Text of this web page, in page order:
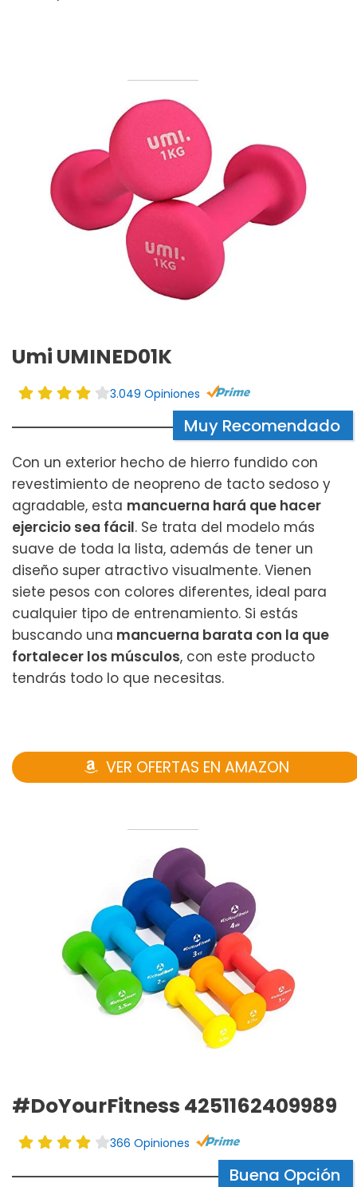
Umi UMINED01K
3.049 Opiniones
Muy Recomendado
Con un exterior hecho de hierro fundido con
revestimiento de neopreno de tacto sedoso y
agradable, esta mancuerna hará que hacer
ejercicio sea fácil. Se trata del modelo más
suave de toda la lista, además de tener un
diseño super atractivo visualmente. Vienen
siete pesos con colores diferentes, ideal para
cualquier tipo de entrenamiento. Si estás
buscando una mancuerna barata con la que
fortalecer los músculos, con este producto
tendrás todo lo que necesitas.
VER OFERTAS EN AMAZON
#DoYourFitness 4251162409989
366 Opiniones
Buena Opción